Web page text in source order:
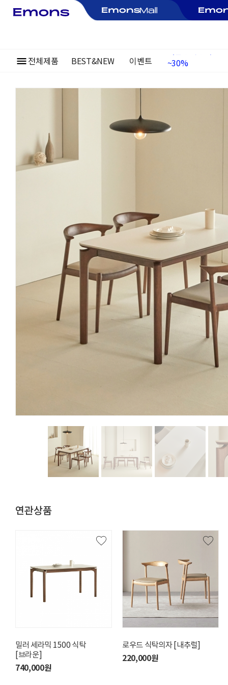
전체제품 BEST&NEW 이벤트
~30%
연관상품
밀러 세라믹 1500 식탁
[브라운]
740,000원
로우드 식탁의자 [내추럴]
220,000원
오유 세라믹 1900 식탁세트
[브라운/오유의자4]
2,650,000원
발렌타인 세라믹 1800
식탁세트 [의자6]